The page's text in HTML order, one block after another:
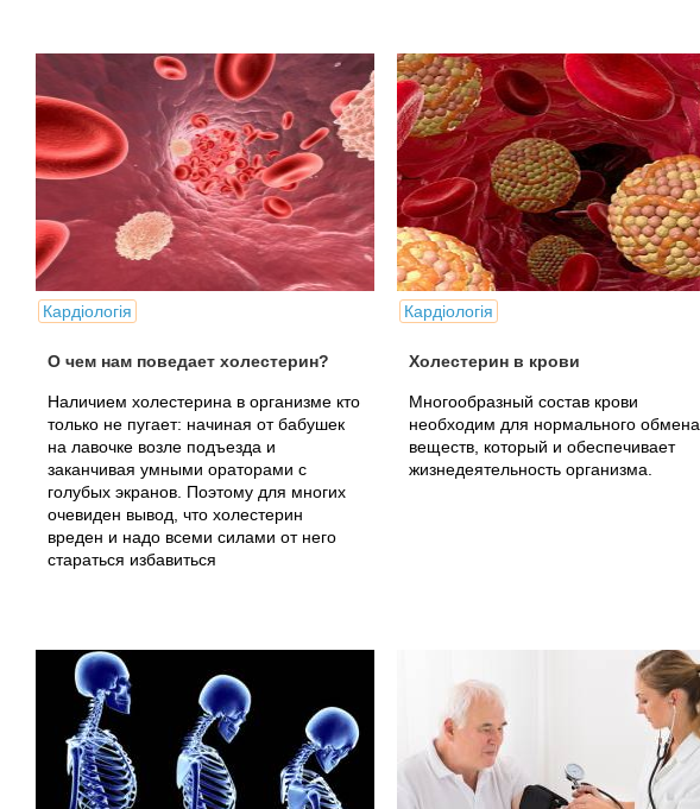
Кардіологія
О чем нам поведает холестерин?
Наличием холестерина в организме кто
только не пугает: начиная от бабушек
на лавочке возле подъезда и
заканчивая умными ораторами с
голубых экранов. Поэтому для многих
очевиден вывод, что холестерин
вреден и надо всеми силами от него
стараться избавиться
Кардіологія
Холестерин в крови
Многообразный состав крови
необходим для нормального обмена
веществ, который и обеспечивает
жизнедеятельность организма.